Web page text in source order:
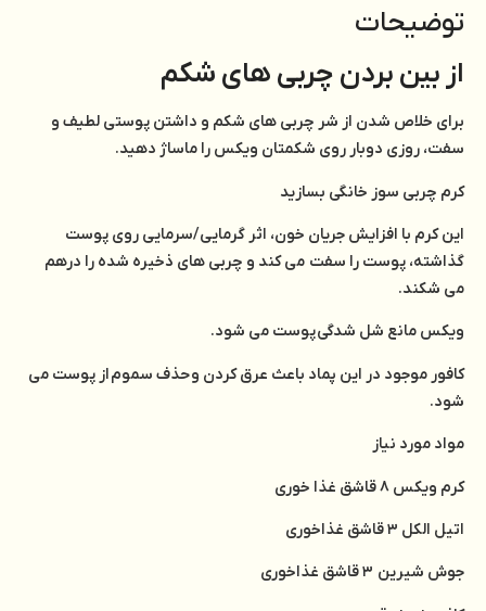
توضیحات
از بین بردن چربی های شکم
برای خلاص شدن از شر چربی های شکم و داشتن پوستی لطیف و
سفت، روزی دوبار روی شکمتان ویکس را ماساژ دهید.
کرم چربی سوز خانگی بسازید
این کرم با افزایش جریان خون، اثر گرمایی/سرمایی روی پوست
گذاشته، پوست را سفت می کند و چربی های ذخیره شده را درهم
می شکند.
ویکس مانع شل شدگی پوست می شود.
کافور موجود در این پماد باعث عرق کردن و حذف سموم از پوست می
شود.
مواد مورد نیاز
کرم ویکس ۸ قاشق غذا خوری
اتیل الکل ۳ قاشق غذاخوری
جوش شیرین ۳ قاشق غذاخوری